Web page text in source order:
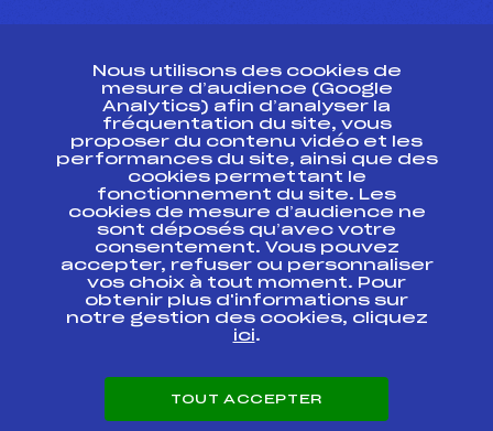
Ressources
Pass’Neige
Projet sportif fédéral
Projet de performance fédéral
Antidopage
Pôle Développement, Formation, Suivi
Scientifique
Listes ministérielles
Pôle vie de l’athlète
Enseignement professionnel
Carrières
Nous utilisons des cookies de
mesure d’audience (Google
Analytics) afin d’analyser la
fréquentation du site, vous
proposer du contenu vidéo et les
performances du site, ainsi que des
cookies permettant le
fonctionnement du site. Les
cookies de mesure d’audience ne
sont déposés qu’avec votre
consentement. Vous pouvez
accepter, refuser ou personnaliser
vos choix à tout moment. Pour
obtenir plus d'informations sur
notre gestion des cookies, cliquez
ici.
TOUT ACCEPTER